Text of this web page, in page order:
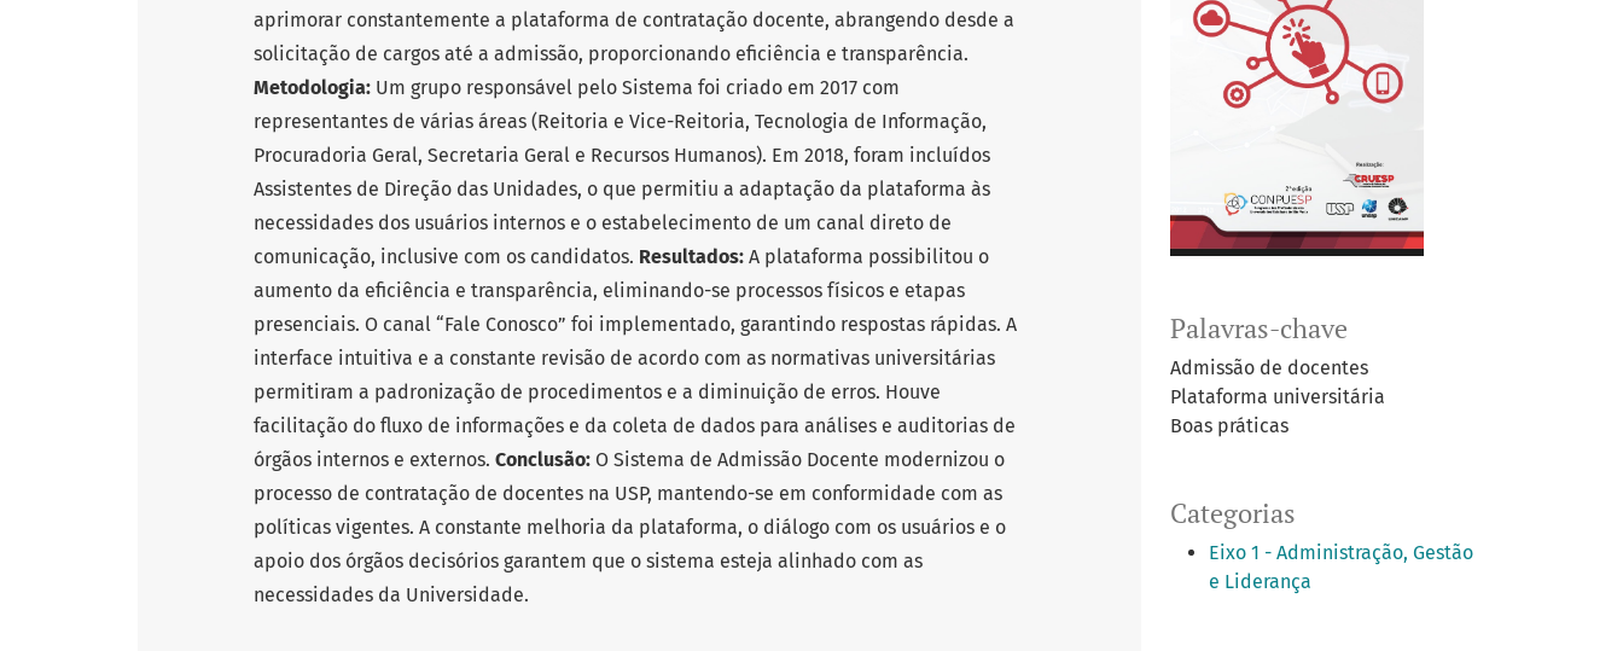
Palavras-chave
Admissão de docentes
Plataforma universitária
Boas práticas
Categorias
Eixo 1 - Administração, Gestão
e Liderança
aprimorar constantemente a plataforma de contratação docente, abrangendo desde a
solicitação de cargos até a admissão, proporcionando eficiência e transparência.
Metodologia: Um grupo responsável pelo Sistema foi criado em 2017 com
representantes de várias áreas (Reitoria e Vice-Reitoria, Tecnologia de Informação,
Procuradoria Geral, Secretaria Geral e Recursos Humanos). Em 2018, foram incluídos
Assistentes de Direção das Unidades, o que permitiu a adaptação da plataforma às
necessidades dos usuários internos e o estabelecimento de um canal direto de
comunicação, inclusive com os candidatos. Resultados: A plataforma possibilitou o
aumento da eficiência e transparência, eliminando-se processos físicos e etapas
presenciais. O canal “Fale Conosco” foi implementado, garantindo respostas rápidas. A
interface intuitiva e a constante revisão de acordo com as normativas universitárias
permitiram a padronização de procedimentos e a diminuição de erros. Houve
facilitação do fluxo de informações e da coleta de dados para análises e auditorias de
órgãos internos e externos. Conclusão: O Sistema de Admissão Docente modernizou o
processo de contratação de docentes na USP, mantendo-se em conformidade com as
políticas vigentes. A constante melhoria da plataforma, o diálogo com os usuários e o
apoio dos órgãos decisórios garantem que o sistema esteja alinhado com as
necessidades da Universidade.